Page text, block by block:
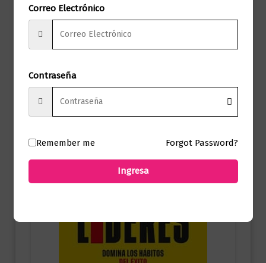
$59.000,00
Correo Electrónico
Contraseña
Remember me Forgot Password?
Ingresa